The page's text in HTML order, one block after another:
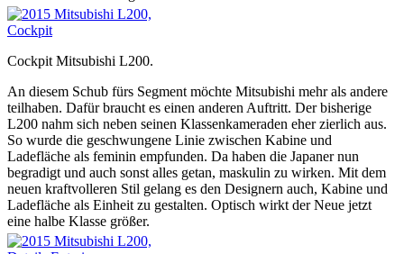
Cockpit Mitsubishi L200.
An diesem Schub fürs Segment möchte Mitsubishi mehr als andere
teilhaben. Dafür braucht es einen anderen Auftritt. Der bisherige
L200 nahm sich neben seinen Klassenkameraden eher zierlich aus.
So wurde die geschwungene Linie zwischen Kabine und
Ladefläche als feminin empfunden. Da haben die Japaner nun
begradigt und auch sonst alles getan, maskulin zu wirken. Mit dem
neuen kraftvolleren Stil gelang es den Designern auch, Kabine und
Ladefläche als Einheit zu gestalten. Optisch wirkt der Neue jetzt
eine halbe Klasse größer.